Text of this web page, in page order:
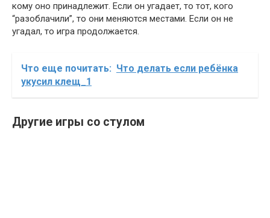
кому оно принадлежит. Если он угадает, то тот, кого
“разоблачили”, то они меняются местами. Если он не
угадал, то игра продолжается.
Что еще почитать: Что делать если ребёнка
укусил клещ_1
Другие игры со стулом